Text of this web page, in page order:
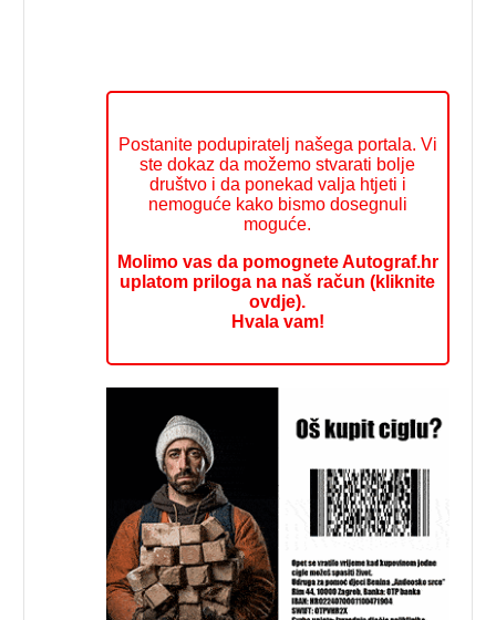
Postanite podupiratelj našega portala. Vi
ste dokaz da možemo stvarati bolje
društvo i da ponekad valja htjeti i
nemoguće kako bismo dosegnuli
moguće.
Molimo vas da pomognete Autograf.hr
uplatom priloga na naš račun (kliknite
ovdje).
Hvala vam!